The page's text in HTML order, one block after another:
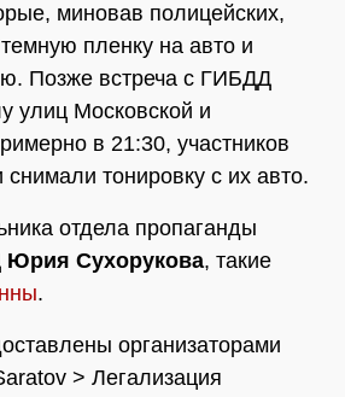
миновав полицейских,
пленку на авто и
Позже встреча с ГИБДД
улиц Московской и
в 21:30, участников
тонировку с их авто.
отдела пропаганды
Юрия Сухорукова, такие
.
организаторами
> Легализация